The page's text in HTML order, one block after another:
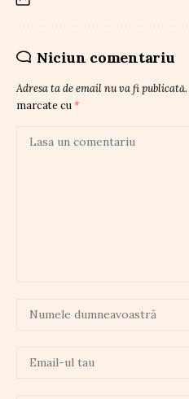
Niciun comentariu
Adresa ta de email nu va fi publicată.
marcate cu *